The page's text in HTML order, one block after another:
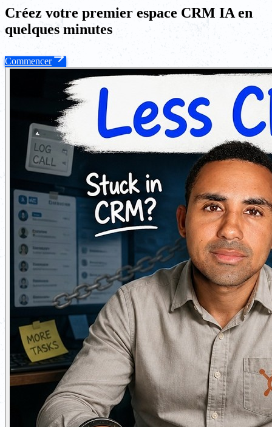
Créez votre premier espace CRM IA en
quelques minutes
Commencer